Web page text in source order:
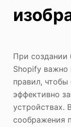
При создании
Shopify важно
правил, чтобы
эффективно
устройствах.
соображения